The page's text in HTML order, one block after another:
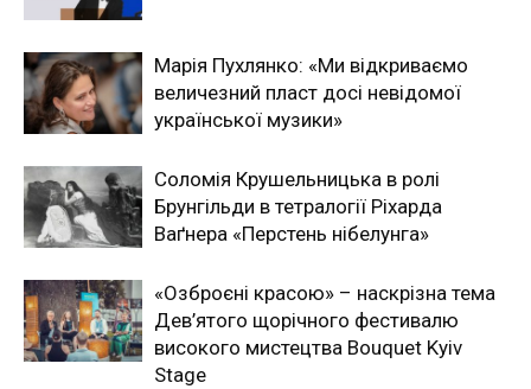
Марія Пухлянко: «Ми відкриваємо
величезний пласт досі невідомої
української музики»
Соломія Крушельницька в ролі
Брунгільди в тетралогії Ріхарда
Ваґнера «Перстень нібелунга»
«Озброєні красою» – наскрізна тема
Дев’ятого щорічного фестивалю
високого мистецтва Bouquet Kyiv
Stage